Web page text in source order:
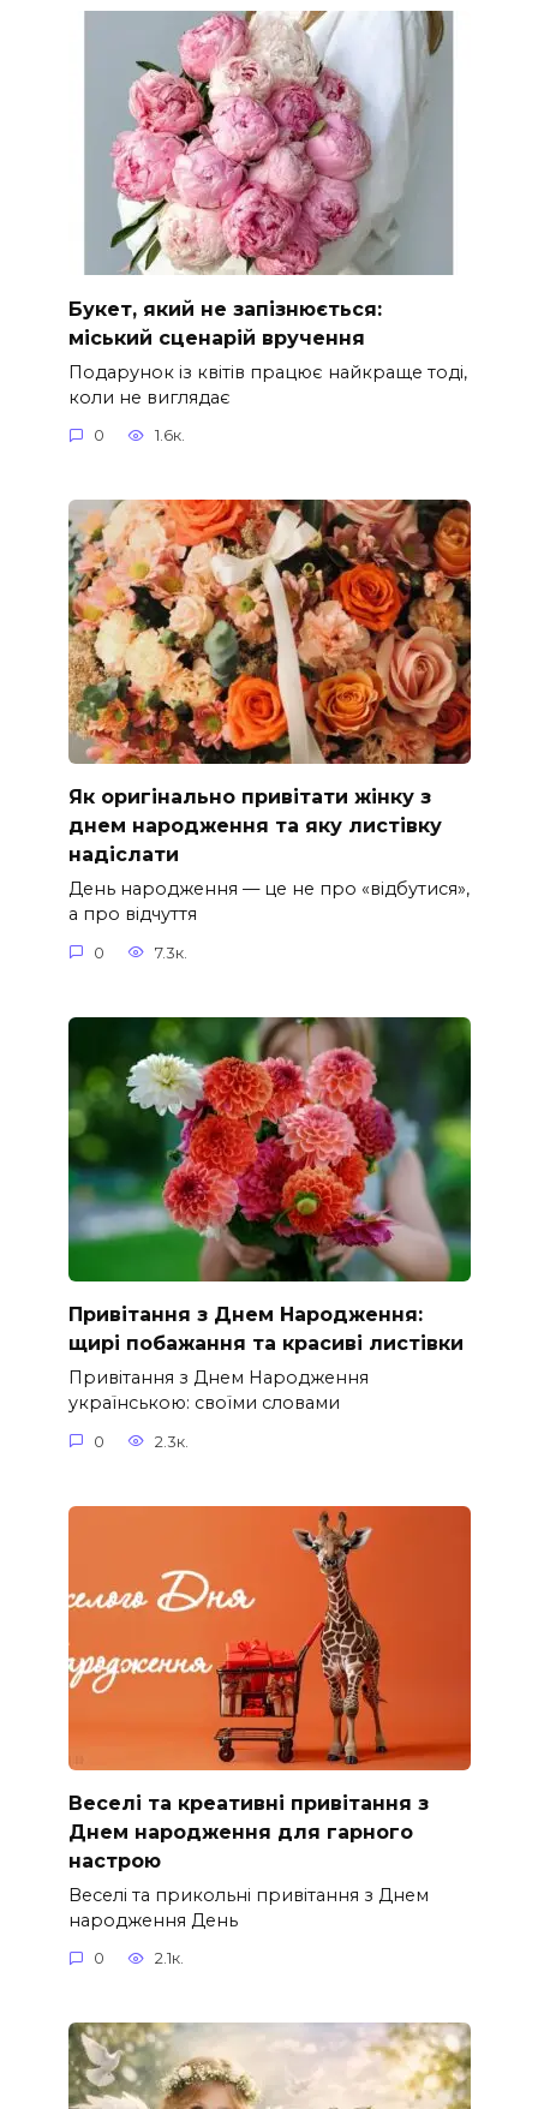
Букет, який не запізнюється:
міський сценарій вручення
Подарунок із квітів працює найкраще тоді,
коли не виглядає
0 1.6к.
Як оригінально привітати жінку з
днем народження та яку листівку
надіслати
День народження — це не про «відбутися»,
а про відчуття
0 7.3к.
Привітання з Днем Народження:
щирі побажання та красиві листівки
Привітання з Днем Народження
українською: своїми словами
0 2.3к.
Веселі та креативні привітання з
Днем народження для гарного
настрою
Веселі та прикольні привітання з Днем
народження День
0 2.1к.